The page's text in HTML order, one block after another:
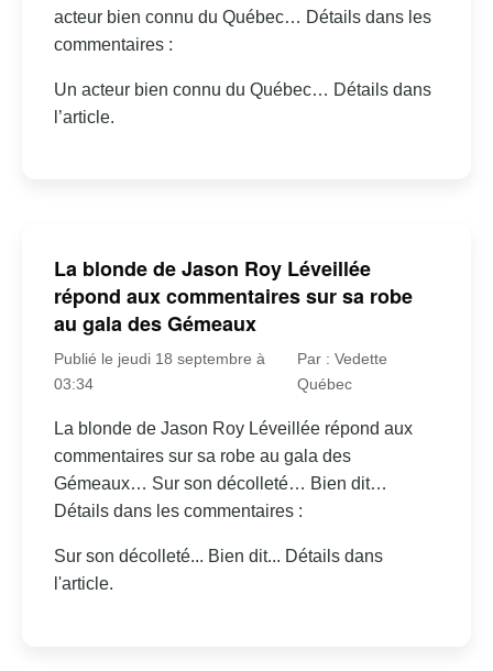
acteur bien connu du Québec… Détails dans les
commentaires :
Un acteur bien connu du Québec… Détails dans
l’article.
La blonde de Jason Roy Léveillée
répond aux commentaires sur sa robe
au gala des Gémeaux
Publié le jeudi 18 septembre à
03:34
Par : Vedette
Québec
La blonde de Jason Roy Léveillée répond aux
commentaires sur sa robe au gala des
Gémeaux… Sur son décolleté… Bien dit…
Détails dans les commentaires :
Sur son décolleté... Bien dit... Détails dans
l'article.